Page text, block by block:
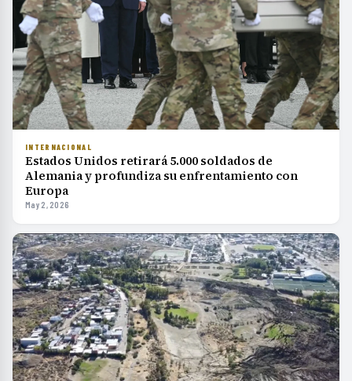
INTERNACIONAL
Estados Unidos retirará 5.000 soldados de
Alemania y profundiza su enfrentamiento con
Europa
May 2, 2026